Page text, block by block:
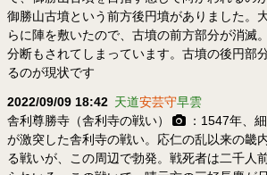
御勝山古墳という前方後円墳がありました。
らに陣を敷いたので、古墳の前方部分が消滅
分断もされてしまっています。古墳の後円部
るのが現状です
2022/09/09 18:42 天道安芸守早雲
舎利尊勝寺（舎利寺の戦い）
：1547年、
が激突した舎利寺の戦い。応仁の乱以来の畿
る戦いが、この周辺で勃発。戦死者は二千人